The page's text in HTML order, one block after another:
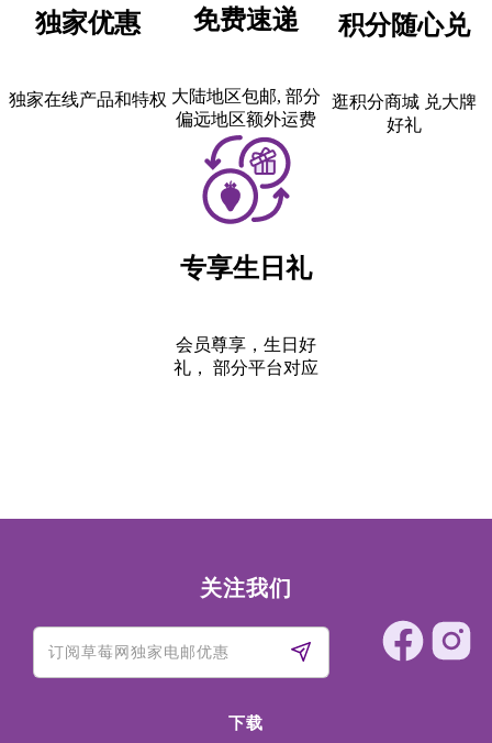
独家优惠
独家在线产品和特权
免费速递
大陆地区包邮, 部分
偏远地区额外运费
积分随心兑
逛积分商城 兑大牌
好礼
专享生日礼
会员尊享，生日好
礼， 部分平台对应
关注我们
下载